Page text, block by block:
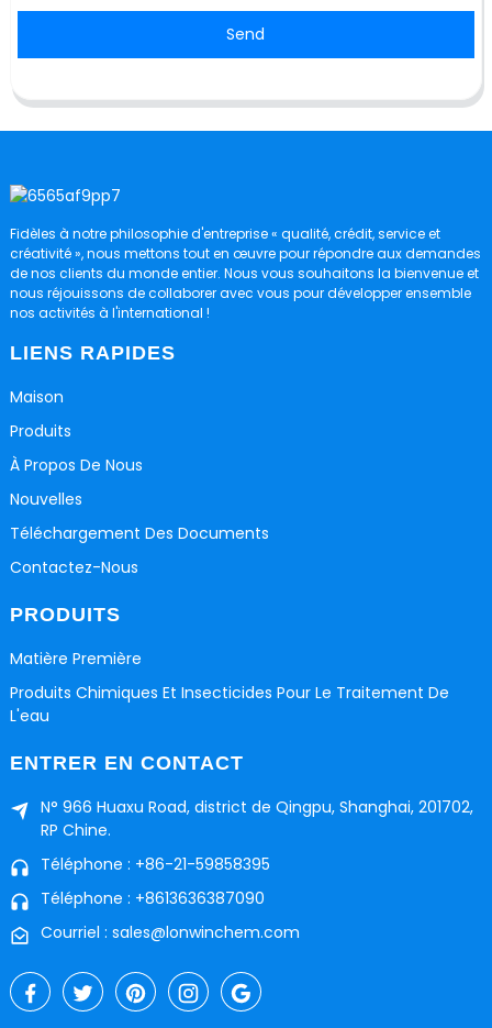
Send
Fidèles à notre philosophie d'entreprise « qualité, crédit, service et
créativité », nous mettons tout en œuvre pour répondre aux demandes
de nos clients du monde entier. Nous vous souhaitons la bienvenue et
nous réjouissons de collaborer avec vous pour développer ensemble
nos activités à l'international !
LIENS RAPIDES
Maison
Produits
À Propos De Nous
Nouvelles
Téléchargement Des Documents
Contactez-Nous
PRODUITS
Matière Première
Produits Chimiques Et Insecticides Pour Le Traitement De
L'eau
ENTRER EN CONTACT
N° 966 Huaxu Road, district de Qingpu, Shanghai, 201702,
RP Chine.
Téléphone : +86-21-59858395
Téléphone : +8613636387090
Courriel : sales@lonwinchem.com